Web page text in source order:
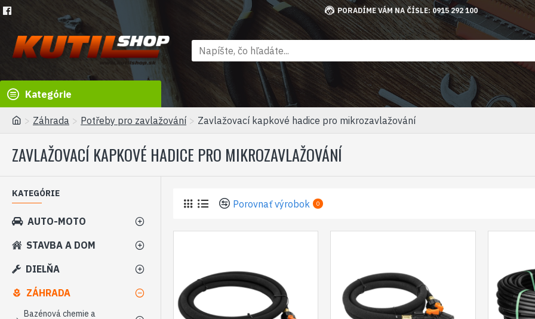
PORADÍME VÁM NA ČÍSLE: 0915 292 100
Kategórie
Záhrada Potřeby pro zavlažování Zavlažovací kapkové hadice pro mikrozavlažování
ZAVLAŽOVACÍ KAPKOVÉ HADICE PRO MIKROZAVLAŽOVÁNÍ
KATEGÓRIE
AUTO-MOTO
STAVBA A DOM
DIELŇA
ZÁHRADA
Bazénová chemie a
Porovnať výrobok 0